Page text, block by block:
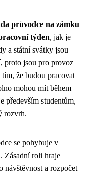
průvodce na zámku
týden, jak je
a státní svátky jsou
proto jsou pro provoz
že budou pracovat
mohou mít během
především studentům,
rozvrh.
se pohybuje v
Zásadní roli hraje
návštěvnost a rozpočet